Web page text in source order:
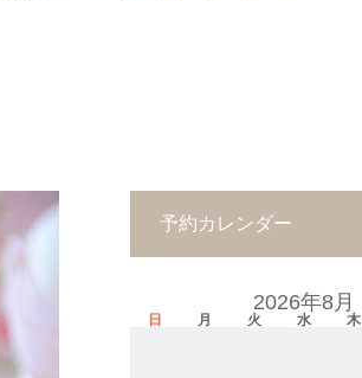
予約カレンダー
2026年8月
日 月 火 水 木